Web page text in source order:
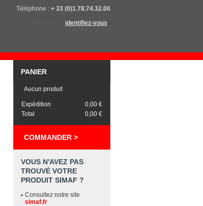
Téléphone : + 33 (0)1.78.74.32.00
identifiez-vous
PANIER
Aucun produit
Expédition
0,00 €
Total
0,00 €
COMMANDER >
VOUS N'AVEZ PAS
TROUVÉ VOTRE
PRODUIT SIMAF ?
Consultez notre site
simaf.fr